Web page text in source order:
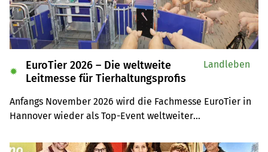
EuroTier 2026 – Die weltweite
Leitmesse für Tierhaltungsprofis
Anfangs November 2026 wird die Fachmesse EuroTier in
Hannover wieder als Top-Event weltweiter
Leserreise sind Sie selber mit dabei.
✹
Landleben